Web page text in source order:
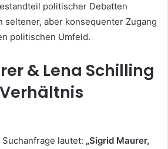
politischer Debatten
seltener, aber konsequenter Zugang
politischen Umfeld.
& Lena Schilling
lautet: „Sigrid Maurer,